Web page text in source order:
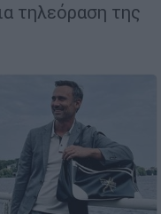
τηλεόραση της